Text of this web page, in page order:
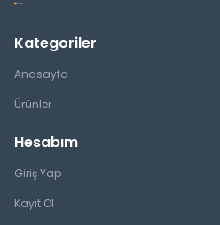
Kategoriler
Anasayfa
Ürünler
Hesabım
Giriş Yap
Kayıt Ol